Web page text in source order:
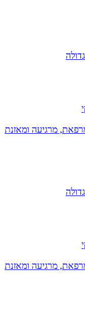
מרגיעה ומאזנת
מרגיעה ומאזנת